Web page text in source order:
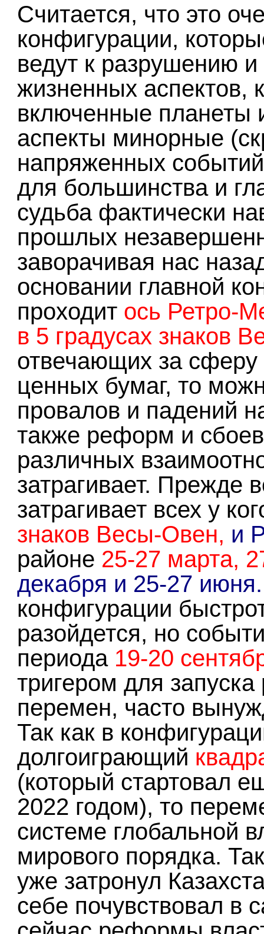
Считается, что это
конфигурации,
ведут к разрушению
жизненных аспектов,
включенные планеты
аспекты минорные
напряженных
для большинства и
судьба фактически
прошлых
заворачивая нас
основании главной
проходит ось Ретро-
в 5 градусах знаков
отвечающих за
ценных бумаг, то
провалов и падений
также реформ и
различных
затрагивает. Прежде
затрагивает всех у
знаков Весы-Овен, и
районе 25-27 марта,
декабря и 25-27 июня.
конфигурации
разойдется, но
периода 19-20
тригером для
перемен, часто
Так как в
долгоиграющий
(который стартовал
2022 годом), то
системе глобальной
мирового порядка.
уже затронул
себе почувствовал в